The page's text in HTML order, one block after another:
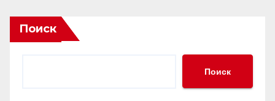
Поиск
Поиск